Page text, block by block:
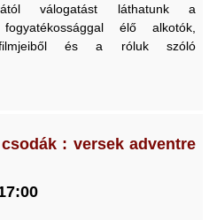
válogatást láthatunk a
élő alkotók,
filmjeiből és a róluk szóló
: versek adventre